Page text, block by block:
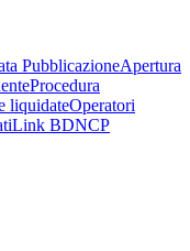
PubblicazioneApertura
Procedura
liquidateOperatori
Link BDNCP